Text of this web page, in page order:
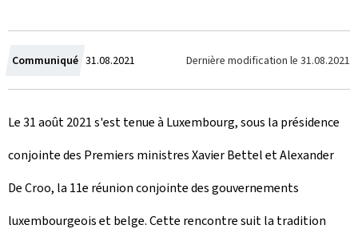
Communiqué C
r
é
e
l
e
31.08.2021 Dernière modification le 31.08.2021
Le 31 août 2021 s'est tenue à Luxembourg, sous la présidence
conjointe des Premiers ministres Xavier Bettel et Alexander
De Croo, la 11e réunion conjointe des gouvernements
luxembourgeois et belge. Cette rencontre suit la tradition